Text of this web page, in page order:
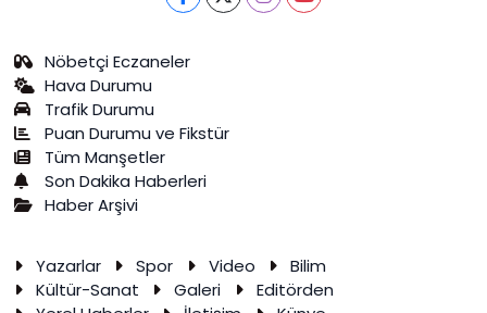
Nöbetçi Eczaneler
Hava Durumu
Trafik Durumu
Puan Durumu ve Fikstür
Tüm Manşetler
Son Dakika Haberleri
Haber Arşivi
Yazarlar Spor Video
Bilim
Kültür-Sanat
Galeri
Editörden